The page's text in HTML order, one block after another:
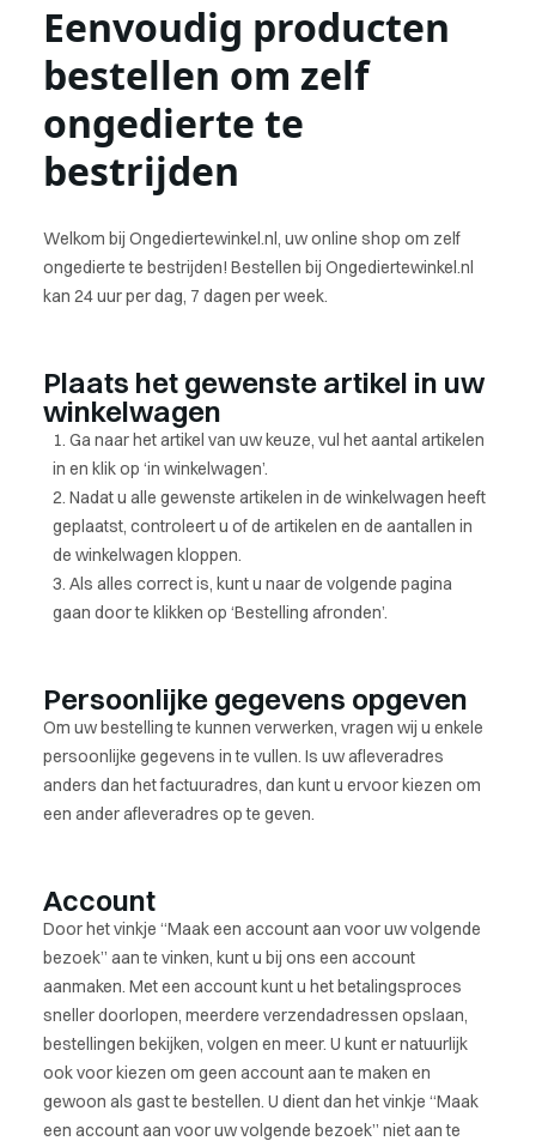
Eenvoudig producten
bestellen om zelf
ongedierte te
bestrijden
Welkom bij Ongediertewinkel.nl, uw online shop om zelf
ongedierte te bestrijden! Bestellen bij Ongediertewinkel.nl
kan 24 uur per dag, 7 dagen per week.
Plaats het gewenste artikel in uw
winkelwagen
Ga naar het artikel van uw keuze, vul het aantal artikelen
in en klik op ‘in winkelwagen’.
Nadat u alle gewenste artikelen in de winkelwagen heeft
geplaatst, controleert u of de artikelen en de aantallen in
de winkelwagen kloppen.
Als alles correct is, kunt u naar de volgende pagina
gaan door te klikken op ‘Bestelling afronden’.
Persoonlijke gegevens opgeven
Om uw bestelling te kunnen verwerken, vragen wij u enkele
persoonlijke gegevens in te vullen. Is uw afleveradres
anders dan het factuuradres, dan kunt u ervoor kiezen om
een ander afleveradres op te geven.
Account
Door het vinkje “Maak een account aan voor uw volgende
bezoek” aan te vinken, kunt u bij ons een account
aanmaken. Met een account kunt u het betalingsproces
sneller doorlopen, meerdere verzendadressen opslaan,
bestellingen bekijken, volgen en meer. U kunt er natuurlijk
ook voor kiezen om geen account aan te maken en
gewoon als gast te bestellen. U dient dan het vinkje “Maak
een account aan voor uw volgende bezoek” niet aan te